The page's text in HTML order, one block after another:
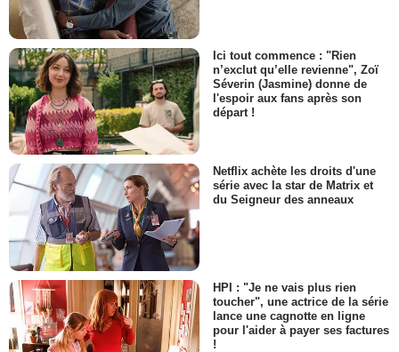
Ici tout commence : "Rien
n’exclut qu’elle revienne", Zoï
Séverin (Jasmine) donne de
l'espoir aux fans après son
départ !
Netflix achète les droits d'une
série avec la star de Matrix et
du Seigneur des anneaux
HPI : "Je ne vais plus rien
toucher", une actrice de la série
lance une cagnotte en ligne
pour l'aider à payer ses factures
!